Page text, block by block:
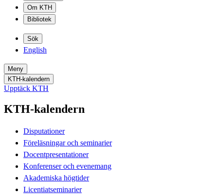
Om KTH
Bibliotek
Sök
English
Meny
KTH-kalendern
Upptäck KTH
KTH-kalendern
Disputationer
Föreläsningar och seminarier
Docentpresentationer
Konferenser och evenemang
Akademiska högtider
Licentiatseminarier